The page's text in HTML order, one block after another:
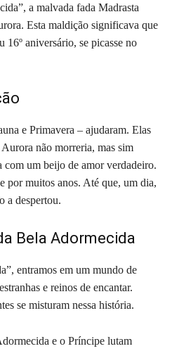
a malvada fada Madrasta
Esta maldição significava que
aniversário, se picasse no
e Primavera – ajudaram. Elas
não morreria, mas sim
com um beijo de amor verdadeiro.
por muitos anos. Até que, um dia,
a despertou.
Bela Adormecida
entramos em um mundo de
e reinos de encantar.
se misturam nessa história.
e o Príncipe lutam